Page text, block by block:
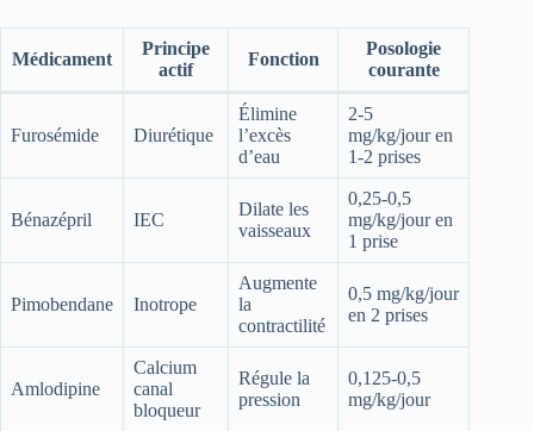
Médicament
Principe
actif
Fonction
Posologie
courante
Furosémide Diurétique
Élimine
l’excès
d’eau
2-5
mg/kg/jour en
1-2 prises
Bénazépril IEC
Dilate les
vaisseaux
0,25-0,5
mg/kg/jour en
1 prise
Pimobendane Inotrope
Augmente
la
contractilité
0,5 mg/kg/jour
en 2 prises
Amlodipine
Calcium
canal
bloqueur
Régule la
pression
0,125-0,5
mg/kg/jour